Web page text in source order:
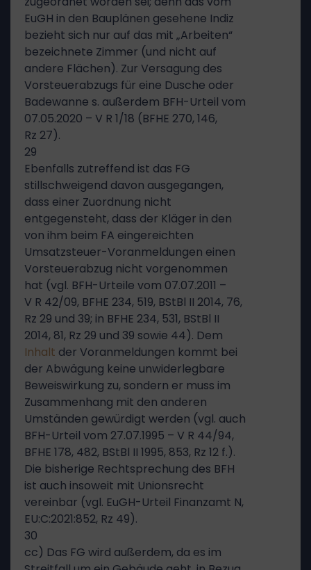
EuGH in den Bauplänen gesehene Indiz
bezieht sich nur auf das mit „Arbeiten“
bezeichnete Zimmer (und nicht auf
andere Flächen). Zur Versagung des
Vorsteuerabzugs für eine Dusche oder
Badewanne s. außerdem BFH-Urteil vom
07.05.2020 – V R 1/18 (BFHE 270, 146,
Rz 27).
29
Ebenfalls zutreffend ist das FG
stillschweigend davon ausgegangen,
dass einer Zuordnung nicht
entgegensteht, dass der Kläger in den
von ihm beim FA eingereichten
Umsatzsteuer-Voranmeldungen einen
Vorsteuerabzug nicht vorgenommen
hat (vgl. BFH-Urteile vom 07.07.2011 –
V R 42/09, BFHE 234, 519, BStBl II 2014, 76,
Rz 29 und 39; in BFHE 234, 531, BStBl II
2014, 81, Rz 29 und 39 sowie 44). Dem
Inhalt der Voranmeldungen kommt bei
der Abwägung keine unwiderlegbare
Beweiswirkung zu, sondern er muss im
Zusammenhang mit den anderen
Umständen gewürdigt werden (vgl. auch
BFH-Urteil vom 27.07.1995 – V R 44/94,
BFHE 178, 482, BStBl II 1995, 853, Rz 12 f.).
Die bisherige Rechtsprechung des BFH
ist auch insoweit mit Unionsrecht
vereinbar (vgl. EuGH-Urteil Finanzamt N,
EU:C:2021:852, Rz 49).
30
cc) Das FG wird außerdem, da es im